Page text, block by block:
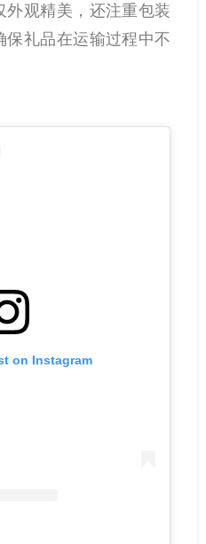
观精美，还注重包装
保礼品在运输过程中不
on Instagram